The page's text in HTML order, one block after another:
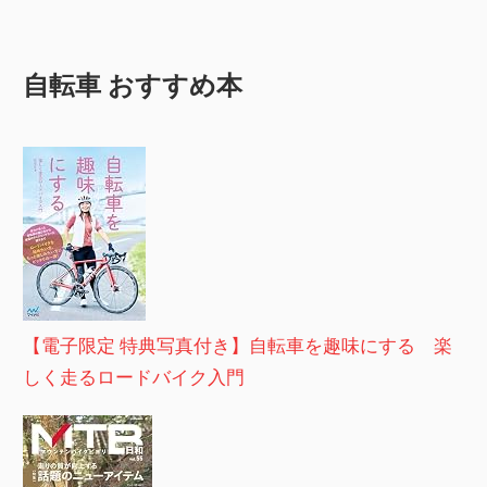
自転車 おすすめ本
【電子限定 特典写真付き】自転車を趣味にする 楽
しく走るロードバイク入門